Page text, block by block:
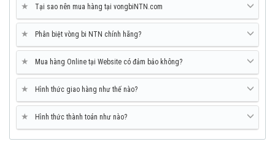
★ Tại sao nên mua hàng tại vongbiNTN.com
★ Phân biệt vòng bi NTN chính hãng?
★ Mua hàng Online tại Website có đảm bảo không?
★ Hình thức giao hàng như thế nào?
★ Hình thức thành toán như nào?